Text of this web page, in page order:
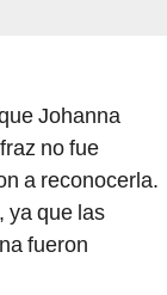
Johanna
no fue
a reconocerla.
ya que las
fueron